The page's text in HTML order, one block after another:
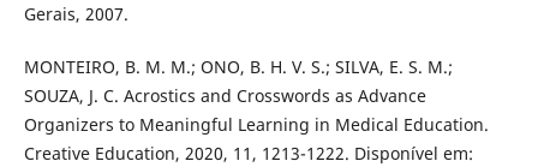
Gerais, 2007.
MONTEIRO, B. M. M.; ONO, B. H. V. S.; SILVA, E. S. M.;
SOUZA, J. C. Acrostics and Crosswords as Advance
Organizers to Meaningful Learning in Medical Education.
Creative Education, 2020, 11, 1213-1222. Disponível em: